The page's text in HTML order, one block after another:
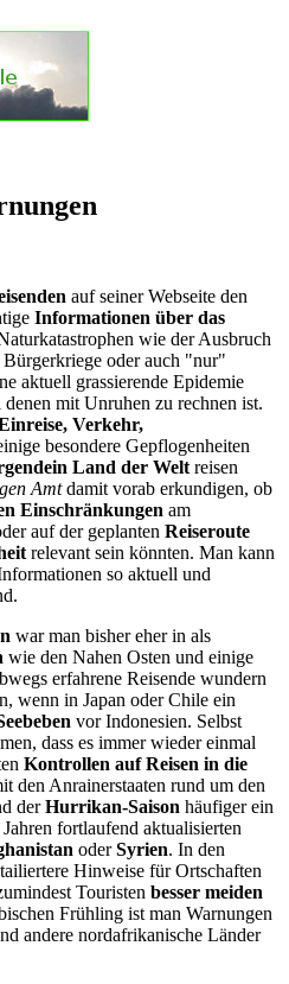
auf seiner Webseite den
Informationen über das
wie der Ausbruch
oder auch "nur"
aktuell grassierende Epidemie
mit Unruhen zu rechnen ist.
Verkehr,
besondere Gepflogenheiten
Land der Welt reisen
Amtdamit vorab erkundigen, ob
Einschränkungen am
auf der geplanten Reiseroute
relevant sein könnten. Man kann
so aktuell und
war man bisher eher in als
wie den Nahen Osten und einige
erfahrene Reisende wundern
wenn in Japan oder Chile ein
vor Indonesien. Selbst
dass es immer wieder einmal
Kontrollen auf Reisen in die
den Anrainerstaaten rund um den
derHurrikan-Saison häufiger ein
fortlaufend aktualisierten
oderSyrien. In den
Hinweise für Ortschaften
Touristen besser meiden
Frühling ist man Warnungen
andere nordafrikanische Länder